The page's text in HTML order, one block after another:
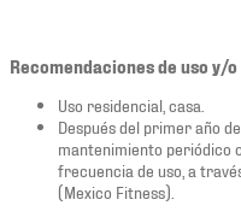
Recomendaciones de uso y/
Uso residencial, casa.
Después del primer año
mantenimiento periódico
frecuencia de uso, a
(Mexico Fitness).